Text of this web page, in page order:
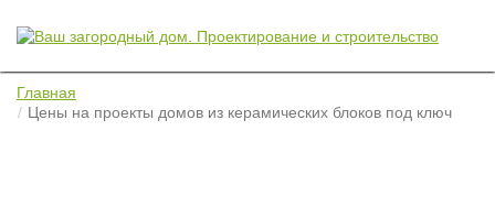
Главная
Цены на проекты домов из керамических блоков под ключ